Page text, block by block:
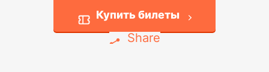
Купить билеты
Share